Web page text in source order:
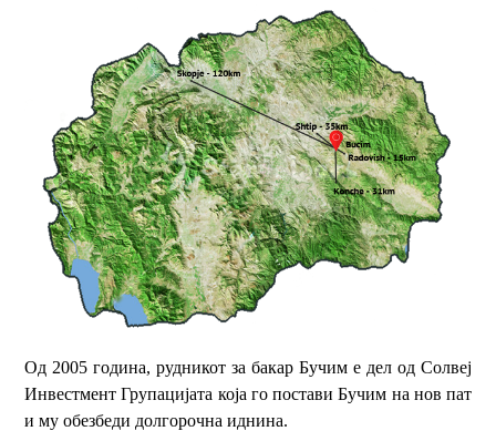
Од 2005 година, рудникот за бакар Бучим е дел од Солвеј
Инвестмент Групацијата која го постави Бучим на нов пат
и му обезбеди долгорочна иднина.